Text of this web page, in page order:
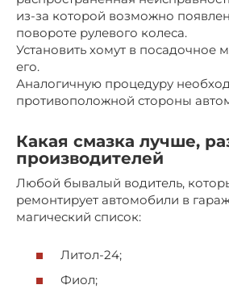
из-за которой возможно
повороте рулевого колеса.
Установить хомут в посадочное
его.
Аналогичную процедуру
противоположной стороны
Какая смазка лучше,
производителей
Любой бывалый водитель,
ремонтирует автомобили в
магический список:
Литол-24;
Фиол;